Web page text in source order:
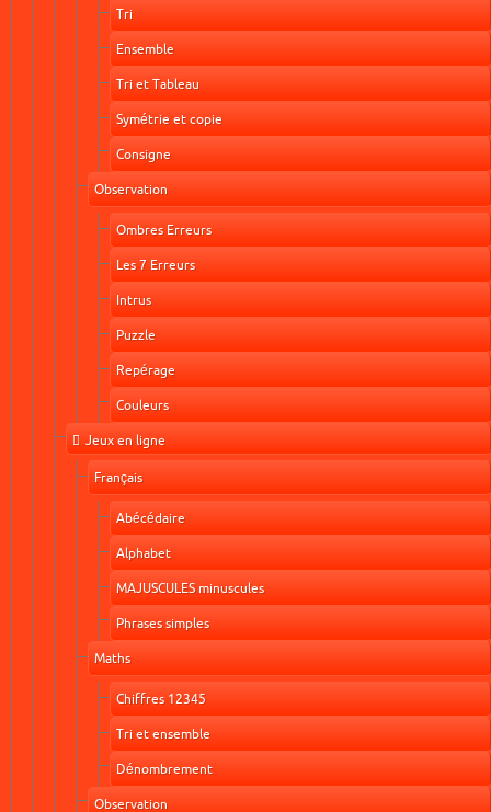
Tri
Ensemble
Tri et Tableau
Symétrie et copie
Consigne
Observation
Ombres Erreurs
Les 7 Erreurs
Intrus
Puzzle
Repérage
Couleurs
Jeux en ligne
Français
Abécédaire
Alphabet
MAJUSCULES minuscules
Phrases simples
Maths
Chiffres 12345
Tri et ensemble
Dénombrement
Observation